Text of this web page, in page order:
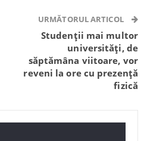
Viber
URMĂTORUL ARTICOL
Studenții mai multor
universități, de
săptămâna viitoare, vor
reveni la ore cu prezență
fizică